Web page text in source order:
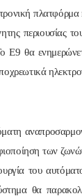
Ε9 θα
των
του
θα